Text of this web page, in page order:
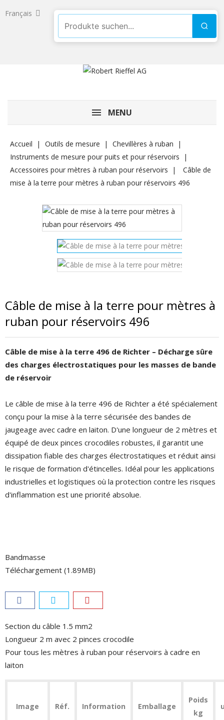
Français
Produkte suchen
MENU
Accueil Outils de mesure
Chevillères à ruban
Instruments de mesure pour puits et pour réservoirs
Accessoires pour mètres à ruban pour réservoirs
Câble de
mise à la terre pour mètres à ruban pour réservoirs 496
Câble de mise à la terre pour mètres à
ruban pour réservoirs 496
Câble de mise à la terre 496 de Richter – Décharge sûre
des charges électrostatiques pour les masses de bande
de réservoir
Le câble de mise à la terre 496 de Richter a été spécialement
conçu pour la mise à la terre sécurisée des bandes de
jaugeage avec cadre en laiton. D'une longueur de 2 mètres et
équipé de deux pinces crocodiles robustes, il garantit une
dissipation fiable des charges électrostatiques et réduit ainsi
le risque de formation d'étincelles. Idéal pour les applications
industrielles et logistiques où la protection contre les risques
d'inflammation est une priorité absolue.
Bandmasse
Téléchargement (1.89MB)
Section du câble 1.5 mm2
Longueur 2 m avec 2 pinces ­crocodile
Pour tous les mètres à ruban pour réservoirs à cadre en
laiton
Image Réf. Information Emballage
Poids
kg